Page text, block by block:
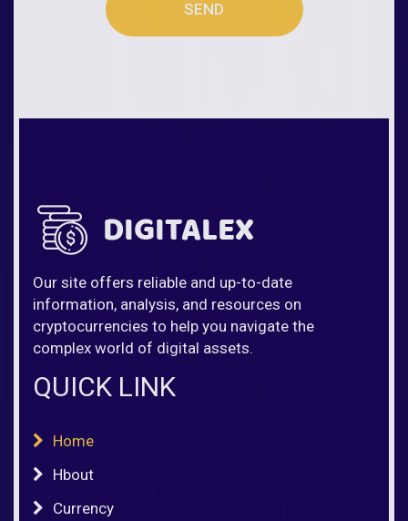
SEND
Our site offers reliable and up-to-date
information, analysis, and resources on
cryptocurrencies to help you navigate the
complex world of digital assets.
QUICK LINK
Home
Hbout
Currency